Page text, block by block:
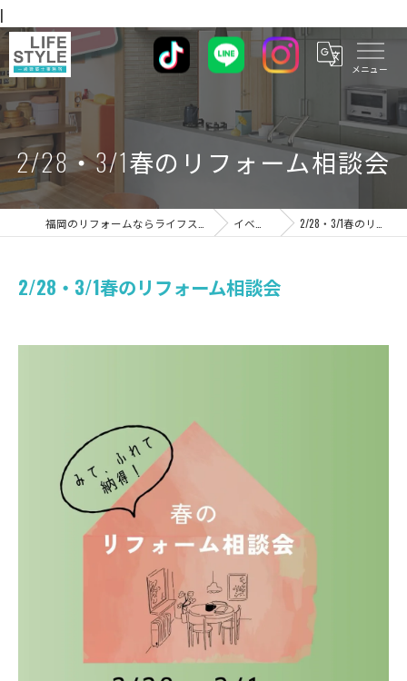
|
2/28・3/1春のリフォーム相談会
イベント情報 2/28・3/1春のリフォーム相談会
2/28・3/1春のリフォーム相談会